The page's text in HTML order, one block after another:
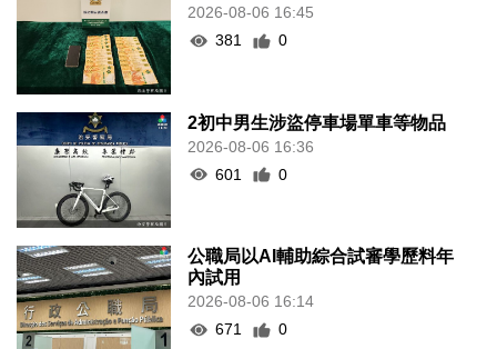
2026-08-06 16:45
381
0
2初中男生涉盜停車場單車等物品
2026-08-06 16:36
601
0
公職局以AI輔助綜合試審學歷料年
內試用
2026-08-06 16:14
671
0